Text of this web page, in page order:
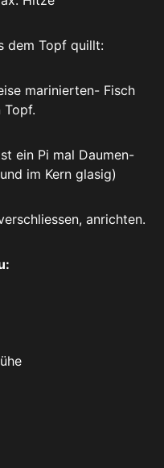
dem Topf quillt:
marinierten- Fisch
Topf.
ein Pi mal Daumen-
im Kern glasig)
anrichten.